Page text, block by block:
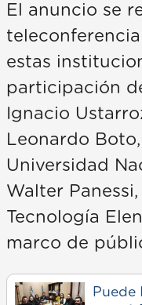
El anuncio se
estas
participación
Ignacio
Leonardo
Universidad
Walter
Tecnología
marco de
Puede